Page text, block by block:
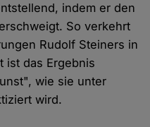
indem er den
So verkehrt
Rudolf Steiners in
ist das Ergebnis
wie sie unter
wird.